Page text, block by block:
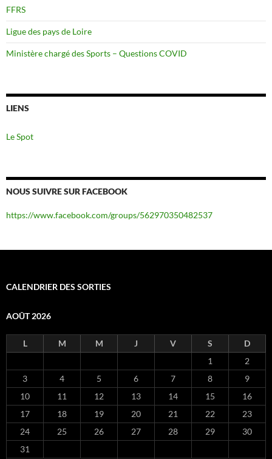
FFRS
Ligue des pays de Loire
Ministère chargé des Sports – Questions COVID
LIENS
Le Spot
NOUS SUIVRE SUR FACEBOOK
https://www.facebook.com/groups/562970350482537
CALENDRIER DES SORTIES
AOÛT 2026
L M M J V S
D
1
2
3
4 5 6 7 8
9
10
11 12 13 14 15
16
17
18 19 20 21 22
23
24
25 26 27 28 29
30
31